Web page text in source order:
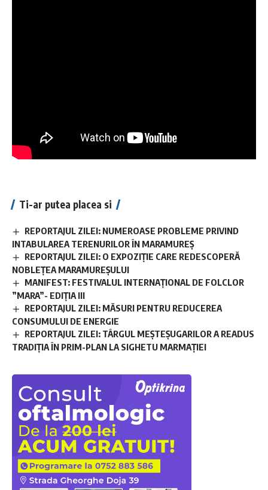
Ti-ar putea placea si
REPORTAJUL ZILEI: NUMEROASE PROBLEME PRIVIND
INTABULAREA TERENURILOR ÎN MARAMUREȘ
REPORTAJUL ZILEI: O EXPOZIȚIE CARE REDESCOPERĂ
NOBLEȚEA MARAMUREȘULUI
MANIFEST: FESTIVALUL INTERNAȚIONAL DE FOLCLOR
”MARA”- EDIȚIA III
REPORTAJUL ZILEI: MĂSURI PENTRU REDUCEREA
CONSUMULUI DE ENERGIE
REPORTAJUL ZILEI: TÂRGUL MEȘTEȘUGARILOR A READUS
TRADIȚIA ÎN PRIM-PLAN LA SIGHETU MARMAȚIEI